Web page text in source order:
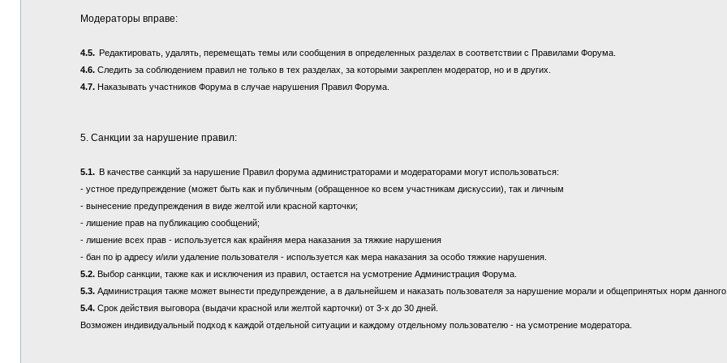
Модераторы вправе:
4.5. Редактировать, удалять, перемещать темы или сообщения в определенных разделах в соответствии с Правилами Форума.
4.6.Следить за соблюдением правил не только в тех разделах, за которыми закреплен модератор, но и в других.
4.7.Наказывать участников Форума в случае нарушения Правил Форума.
5. Санкции за нарушение правил:
5.1. В качестве санкций за нарушение Правил форума администраторами и модераторами могут использоваться:
- устное предупреждение (может быть как и публичным (обращенное ко всем участникам дискуссии), так и личным
- вынесение предупреждения в виде желтой или красной карточки;
- лишение прав на публикацию сообщений;
- лишение всех прав - используется как крайняя мера наказания за тяжкие нарушения
- бан по ip адресу и/или удаление пользователя - используется как мера наказания за особо тяжкие нарушения.
5.2.Выбор санкции, также как и исключения из правил, остается на усмотрение Администрация Форума.
5.3.Администрация также может вынести предупреждение, а в дальнейшем и наказать пользователя за нарушение морали и общепринятых норм
5.4.Срок действия выговора (выдачи красной или желтой карточки) от 3-х до 30 дней.
Возможен индивидуальный подход к каждой отдельной ситуации и каждому отдельному пользователю - на усмотрение модератора.